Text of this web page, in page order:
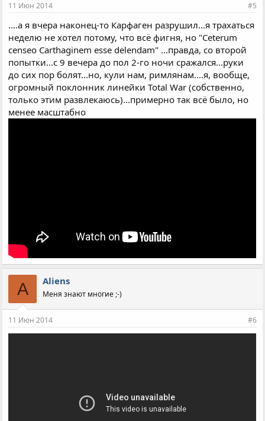
:
11 Июн 2014 #5
....а я вчера наконец-то Карфаген разрушил...я трахаться
неделю не хотел потому, что всё фигня, но "Ceterum
censeo Carthaginem esse delendam" ...правда, со второй
попытки...с 9 вечера до пол 2-го ночи сражался...руки
до сих пор болят...но, кули нам, римлянам....я, вообще,
огромный поклонник линейки Total War (собственно,
только этим развлекаюсь)...примерно так всё было, но
менее масштабно
A Aliens
Меня знают многие ;-)
11 Июн 2014 #6